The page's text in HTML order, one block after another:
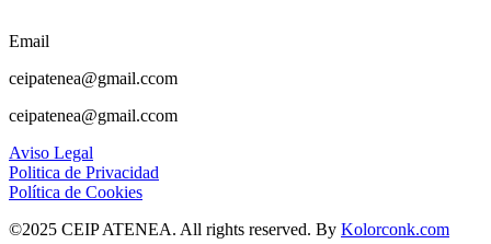
Email
ceipatenea@gmail.ccom
ceipatenea@gmail.ccom
Aviso Legal
Politica de Privacidad
Política de Cookies
©2025 CEIP ATENEA. All rights reserved. By Kolorconk.com